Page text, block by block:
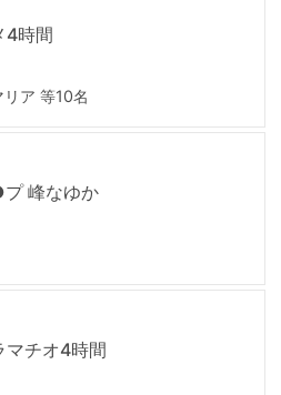
4時間
リア等10名
峰なゆか
マチオ4時間